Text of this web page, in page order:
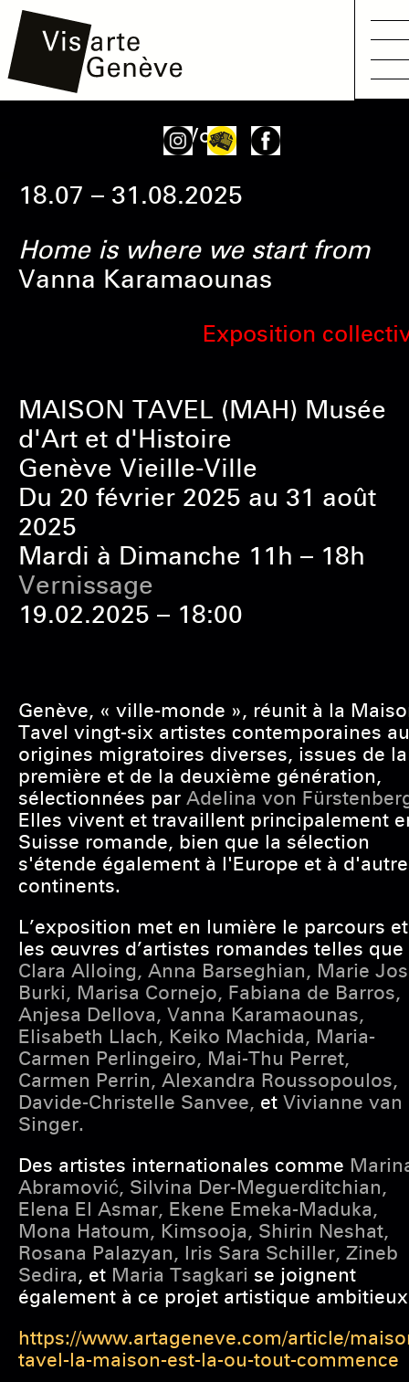
principal
Voir
18.07 – 31.08.2025
Home is where we start from
Vanna Karamaounas
Exposition
MAISON TAVEL (MAH) Musée
d'Art et d'Histoire
Genève Vieille-Ville
Du 20 février 2025 au 31 août
2025
Mardi à Dimanche 11h – 18h
Vernissage
19.02.2025 – 18:00
Genève, « ville-monde », réunit à la
Tavel vingt-six artistes contemporaines
origines migratoires diverses, issues de la
première et de la deuxième génération,
sélectionnées par Adelina von
Elles vivent et travaillent principalement
Suisse romande, bien que la sélection
s'étende également à l'Europe et à
continents.
L’exposition met en lumière le parcours et
les œuvres d’artistes romandes telles que
Clara Alloing, Anna Barseghian, Marie
Burki, Marisa Cornejo, Fabiana de Barros,
Anjesa Dellova, Vanna Karamaounas,
Elisabeth Llach, Keiko Machida, Maria-
Carmen Perlingeiro, Mai-Thu Perret,
Carmen Perrin, Alexandra Roussopoulos,
Davide-Christelle Sanvee, etVivianne van
Singer.
Des artistes internationales comme
Abramović, Silvina Der-Meguerditchian,
Elena El Asmar, Ekene Emeka-Maduka,
Mona Hatoum, Kimsooja, Shirin Neshat,
Rosana Palazyan, Iris Sara Schiller, Zineb
Sedira, et Maria Tsagkari se joignent
également à ce projet artistique
https://www.artageneve.com/article/
tavel-la-maison-est-la-ou-tout-commence